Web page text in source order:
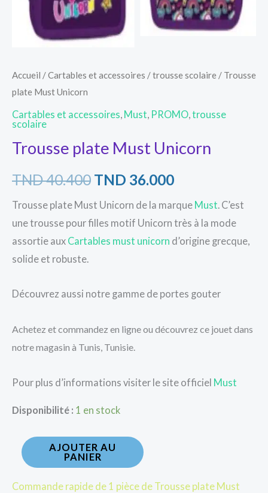
Accueil /Cartables et accessoires /trousse scolaire / Trousse
plate Must Unicorn
Cartables et accessoires Must PROMO trousse
scolaire
Trousse plate Must Unicorn
TND40.400 TND 36.000
Trousse plate Must Unicorn de la marque Must . C’est
une trousse pour filles motif Unicorn très à la mode
assortie aux Cartables must unicorn d’origine grecque,
solide et robuste.
Découvrez aussi notre gamme de portes gouter
Achetez et commandez en ligne ou découvrez ce jouet dans
notre magasin à Tunis, Tunisie.
Pour plus d’informations visiter le site officiel Must
Disponibilité : 1 en stock
AJOUTER AU
PANIER
Commande rapide de 1 pièce de Trousse plate Must